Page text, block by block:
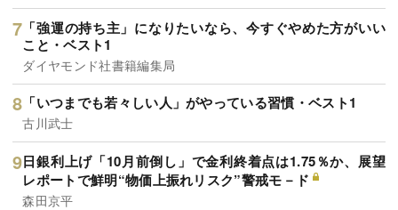
「強運の持ち主」になりたいなら、今すぐやめた方がいい
こと・ベスト1
ダイヤモンド社書籍編集局
「いつまでも若々しい人」がやっている習慣・ベスト1
古川武士
日銀利上げ「10月前倒し」で金利終着点は1.75％か、展望
レポートで鮮明“物価上振れリスク”警戒モ－ド
森田京平